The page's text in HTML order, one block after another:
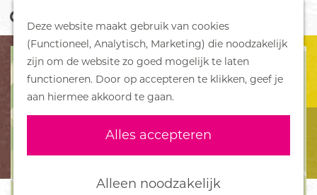
Deze website maakt gebruik van cookies
(Functioneel, Analytisch, Marketing) die noodzakelijk
zijn om de website zo goed mogelijk te laten
functioneren. Door op accepteren te klikken, geef je
aan hiermee akkoord te gaan.
Alles accepteren
Alleen noodzakelijk
G
a
r
h
o
e
k
e
n
M
e
n
u
DORPEN
Bennekom
De Klomp
Deelen
Ederveen
Harskamp
Hoenderloo